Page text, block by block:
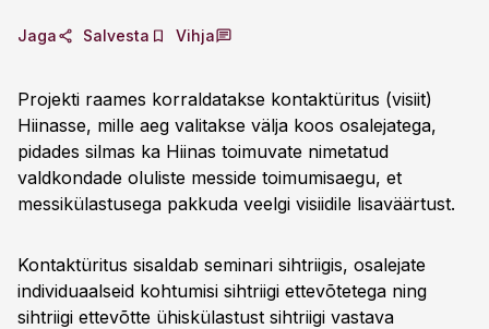
Jaga Salvesta Vihja
Projekti raames korraldatakse kontaktüritus (visiit)
Hiinasse, mille aeg valitakse välja koos osalejatega,
pidades silmas ka Hiinas toimuvate nimetatud
valdkondade oluliste messide toimumisaegu, et
messikülastusega pakkuda veelgi visiidile lisaväärtust.
Kontaktüritus sisaldab seminari sihtriigis, osalejate
individuaalseid kohtumisi sihtriigi ettevõtetega ning
sihtriigi ettevõtte ühiskülastust sihtriigi vastava